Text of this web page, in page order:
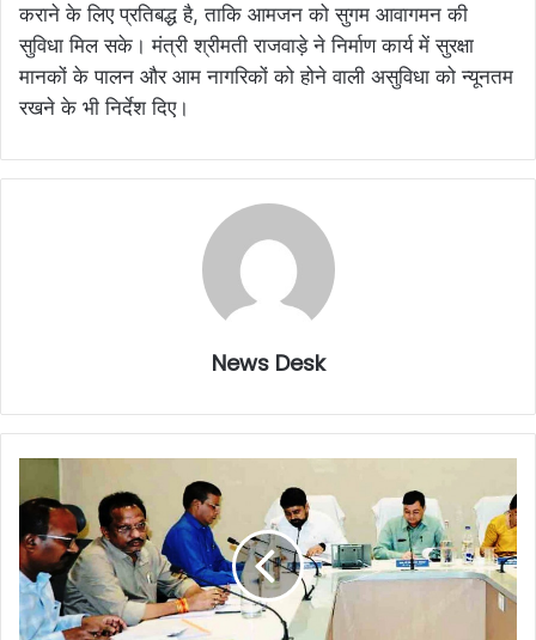
कराने के लिए प्रतिबद्ध है, ताकि आमजन को सुगम आवागमन की
सुविधा मिल सके। मंत्री श्रीमती राजवाड़े ने निर्माण कार्य में सुरक्षा
मानकों के पालन और आम नागरिकों को होने वाली असुविधा को न्यूनतम
रखने के भी निर्देश दिए।
News Desk